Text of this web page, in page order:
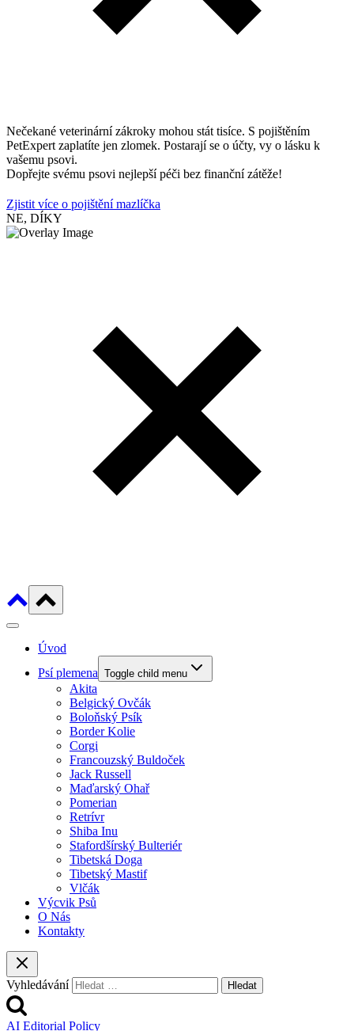
Nečekané veterinární zákroky mohou stát tisíce. S pojištěním
PetExpert zaplatíte jen zlomek. Postarají se o účty, vy o lásku k
vašemu psovi.
Dopřejte svému psovi nejlepší péči bez finanční zátěže!
Zjistit více o pojištění mazlíčka
NE, DÍKY
Úvod
Psí plemena Toggle child menu
Akita
Belgický Ovčák
Boloňský Psík
Border Kolie
Corgi
Francouzský Buldoček
Jack Russell
Maďarský Ohař
Pomerian
Retrívr
Shiba Inu
Stafordšírský Bulteriér
Tibetská Doga
Tibetský Mastif
Vlčák
Výcvik Psů
O Nás
Kontakty
Vyhledávání
AI Editorial Policy